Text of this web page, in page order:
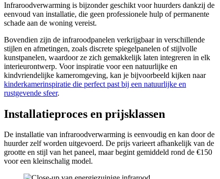
Infraroodverwarming is bijzonder geschikt voor huurders dankzij de
eenvoud van installatie, die geen professionele hulp of permanente
schade aan de woning vereist.
Bovendien zijn de infraroodpanelen verkrijgbaar in verschillende
stijlen en afmetingen, zoals discrete spiegelpanelen of stijlvolle
kunstpanelen, waardoor ze zich gemakkelijk laten integreren in elk
interieurontwerp. Voor inspiratie voor een natuurlijke en
kindvriendelijke kameromgeving, kan je bijvoorbeeld kijken naar
kinderkamerinspiratie die perfect past bij een natuurlijke en
rustgevende sfeer.
Installatieproces en prijsklassen
De installatie van infraroodverwarming is eenvoudig en kan door de
huurder zelf worden uitgevoerd. De prijs varieert afhankelijk van de
grootte en stijl van het paneel, maar begint gemiddeld rond de €150
voor een kleinschalig model.